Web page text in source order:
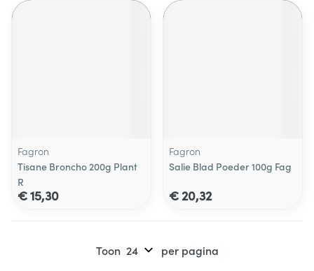
Fagron
Tisane Broncho 200g Plant
R
€ 15,30
Fagron
Salie Blad Poeder 100g Fag
€ 20,32
Toon per pagina